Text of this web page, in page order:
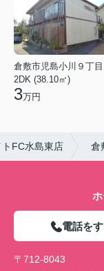
倉敷市児島小川９丁目
2DK (38.10㎡)
3万円
FC水島東店 倉
電話を
〒712-8043